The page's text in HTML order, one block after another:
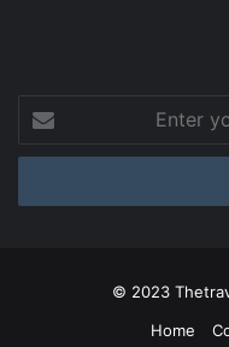
your
Email
© 2023
Home